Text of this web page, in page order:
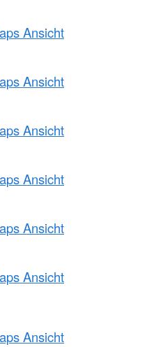
Ansicht
Ansicht
Ansicht
Ansicht
Ansicht
Ansicht
Ansicht